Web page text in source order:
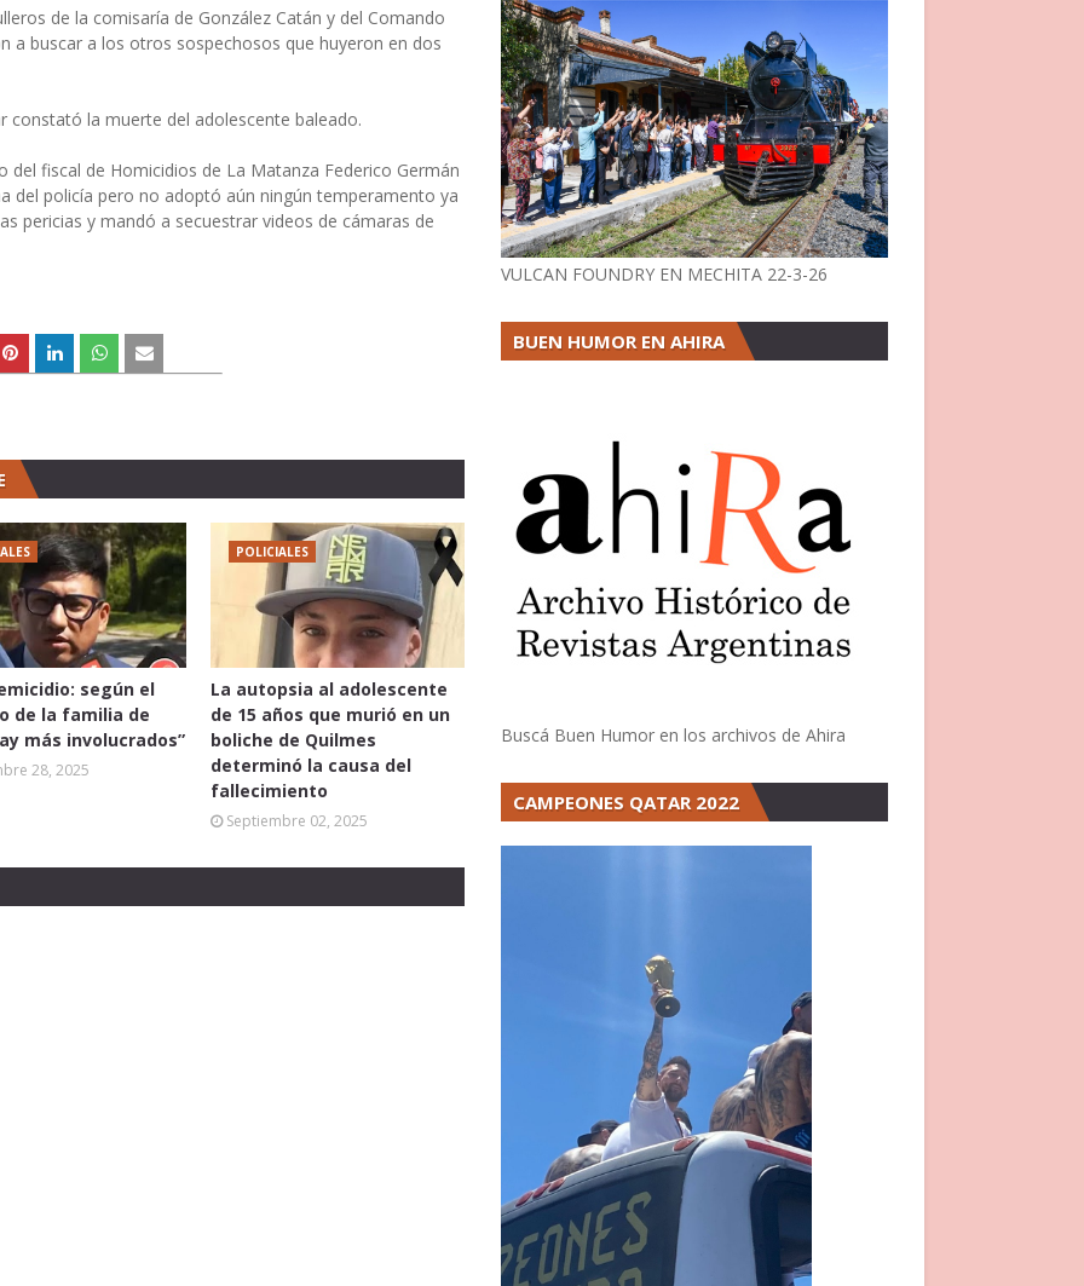
de la comisaría de González Catán y del Comando
a buscar a los otros sospechosos que huyeron en dos
constató la muerte del adolescente baleado.
del fiscal de Homicidios de La Matanza Federico Germán
del policía pero no adoptó aún ningún temperamento ya
pericias y mandó a secuestrar videos de cámaras de
según el
de la familia de
más involucrados”
28, 2025
POLICIALES
La autopsia al adolescente
de 15 años que murió en un
boliche de Quilmes
determinó la causa del
fallecimiento
Septiembre 02, 2025
VULCAN FOUNDRY EN MECHITA 22-3-26
BUEN HUMOR EN AHIRA
Buscá Buen Humor en los archivos de Ahira
CAMPEONES QATAR 2022